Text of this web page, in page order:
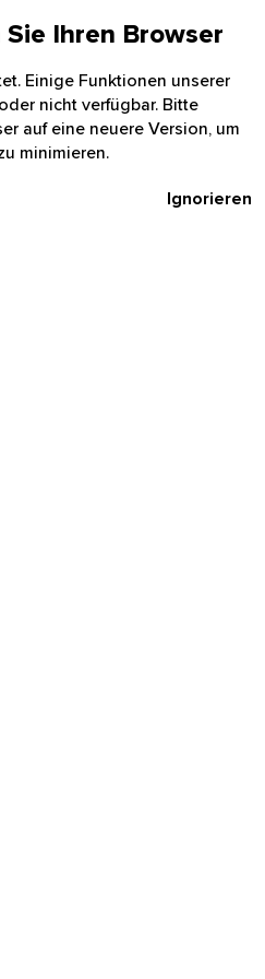
Ihren Browser
Einige Funktionen unserer
nicht verfügbar. Bitte
auf eine neuere Version, um
minimieren.
Ignorieren